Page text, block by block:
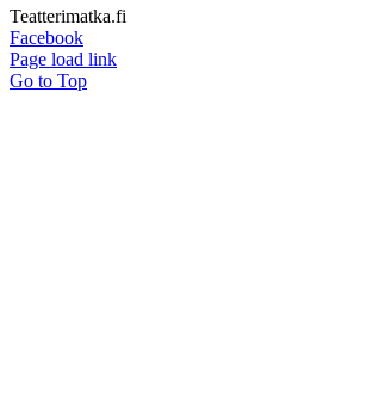
Teatterimatka.fi
Facebook
Page load link
Go to Top